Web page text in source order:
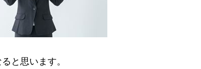
と思います。